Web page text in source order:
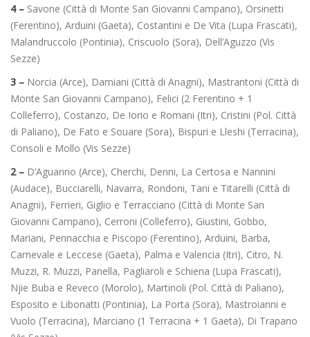
4 – Savone (Città di Monte San Giovanni Campano), Orsinetti
(Ferentino), Arduini (Gaeta), Costantini e De Vita (Lupa Frascati),
Malandruccolo (Pontinia), Criscuolo (Sora), Dell’Aguzzo (Vis
Sezze)
3 – Norcia (Arce), Damiani (Città di Anagni), Mastrantoni (Città di
Monte San Giovanni Campano), Felici (2 Ferentino + 1
Colleferro), Costanzo, De Iorio e Romani (Itri), Cristini (Pol. Città
di Paliano), De Fato e Souare (Sora), Bispuri e Lleshi (Terracina),
Consoli e Mollo (Vis Sezze)
2 – D’Aguanno (Arce), Cherchi, Denni, La Certosa e Nannini
(Audace), Bucciarelli, Navarra, Rondoni, Tani e Titarelli (Città di
Anagni), Ferrieri, Giglio e Terracciano (Città di Monte San
Giovanni Campano), Cerroni (Colleferro), Giustini, Gobbo,
Mariani, Pennacchia e Piscopo (Ferentino), Arduini, Barba,
Carnevale e Leccese (Gaeta), Palma e Valencia (Itri), Citro, N.
Muzzi, R. Muzzi, Panella, Pagliaroli e Schiena (Lupa Frascati),
Njie Buba e Reveco (Morolo), Martinoli (Pol. Città di Paliano),
Esposito e Libonatti (Pontinia), La Porta (Sora), Mastroianni e
Vuolo (Terracina), Marciano (1 Terracina + 1 Gaeta), Di Trapano